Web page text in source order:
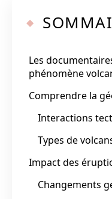
Les
phénomène
Comprendre la
Interactions
Types de
Impact des
Changements